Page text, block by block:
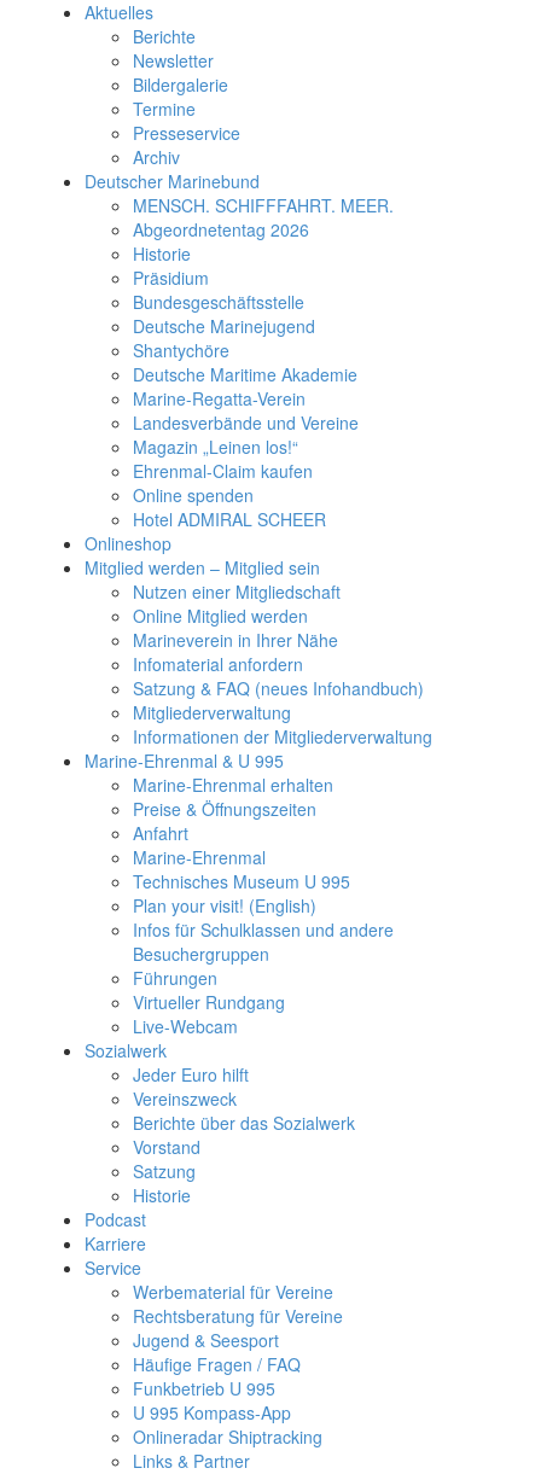
Aktuelles
Berichte
Newsletter
Bildergalerie
Termine
Presseservice
Archiv
Deutscher Marinebund
MENSCH. SCHIFFFAHRT. MEER.
Abgeordnetentag 2026
Historie
Präsidium
Bundesgeschäftsstelle
Deutsche Marinejugend
Shantychöre
Deutsche Maritime Akademie
Marine-Regatta-Verein
Landesverbände und Vereine
Magazin „Leinen los!“
Ehrenmal-Claim kaufen
Online spenden
Hotel ADMIRAL SCHEER
Onlineshop
Mitglied werden – Mitglied sein
Nutzen einer Mitgliedschaft
Online Mitglied werden
Marineverein in Ihrer Nähe
Infomaterial anfordern
Satzung & FAQ (neues Infohandbuch)
Mitgliederverwaltung
Informationen der Mitgliederverwaltung
Marine-Ehrenmal & U 995
Marine-Ehrenmal erhalten
Preise & Öffnungszeiten
Anfahrt
Marine-Ehrenmal
Technisches Museum U 995
Plan your visit! (English)
Infos für Schulklassen und andere
Besuchergruppen
Führungen
Virtueller Rundgang
Live-Webcam
Sozialwerk
Jeder Euro hilft
Vereinszweck
Berichte über das Sozialwerk
Vorstand
Satzung
Historie
Podcast
Karriere
Service
Werbematerial für Vereine
Rechtsberatung für Vereine
Jugend & Seesport
Häufige Fragen / FAQ
Funkbetrieb U 995
U 995 Kompass-App
Onlineradar Shiptracking
Links & Partner